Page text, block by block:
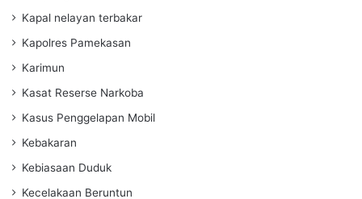
Kapal nelayan terbakar
Kapolres Pamekasan
Karimun
Kasat Reserse Narkoba
Kasus Penggelapan Mobil
Kebakaran
Kebiasaan Duduk
Kecelakaan Beruntun